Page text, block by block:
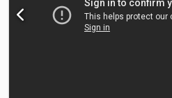
Technische informatie Koppel: 380
Motorinhoud: 2.299 cc Topsnelheid: